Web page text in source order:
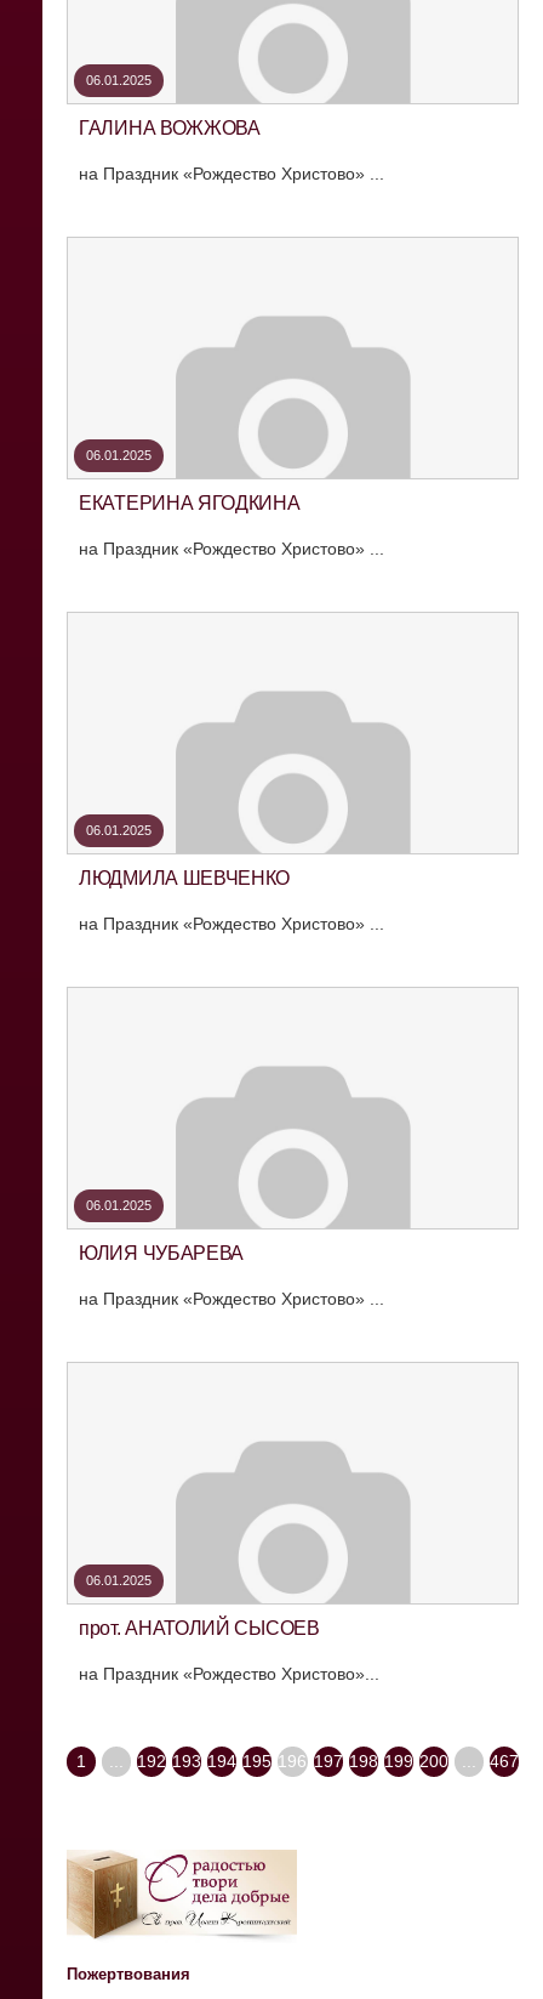
06.01.2025
ГАЛИНА ВОЖЖОВА
на Праздник «Рождество Христово» ...
06.01.2025
ЕКАТЕРИНА ЯГОДКИНА
на Праздник «Рождество Христово» ...
06.01.2025
ЛЮДМИЛА ШЕВЧЕНКО
на Праздник «Рождество Христово» ...
06.01.2025
ЮЛИЯ ЧУБАРЕВА
на Праздник «Рождество Христово» ...
06.01.2025
прот. АНАТОЛИЙ СЫСОЕВ
на Праздник «Рождество Христово»...
1 192 193 194 195 196 197 198 199 200 467
Пожертвования